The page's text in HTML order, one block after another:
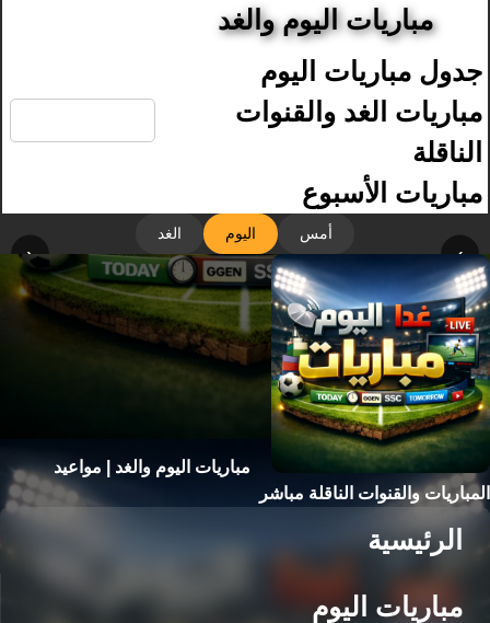
مباريات اليوم والغد
جدول مباريات اليوم
مباريات الغد والقنوات
الناقلة
مباريات الأسبوع
أمس اليوم الغد
‹ ›
مباريات اليوم والغد | مواعيد
المباريات والقنوات الناقلة مباشر
الرئيسية
مباريات اليوم